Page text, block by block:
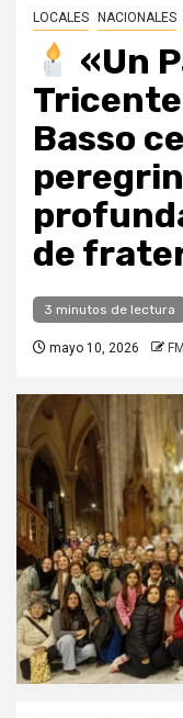
LOCALES NACIONALES
«Un
Basso
de
3 minutos de lectura
mayo 10, 2026